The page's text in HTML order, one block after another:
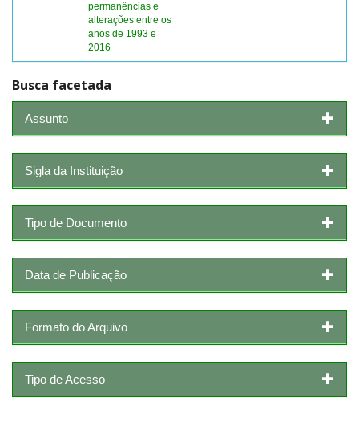
permanências e
alterações entre os
anos de 1993 e
2016
Busca facetada
Assunto
Sigla da Instituição
Tipo de Documento
Data de Publicação
Formato do Arquivo
Tipo de Acesso